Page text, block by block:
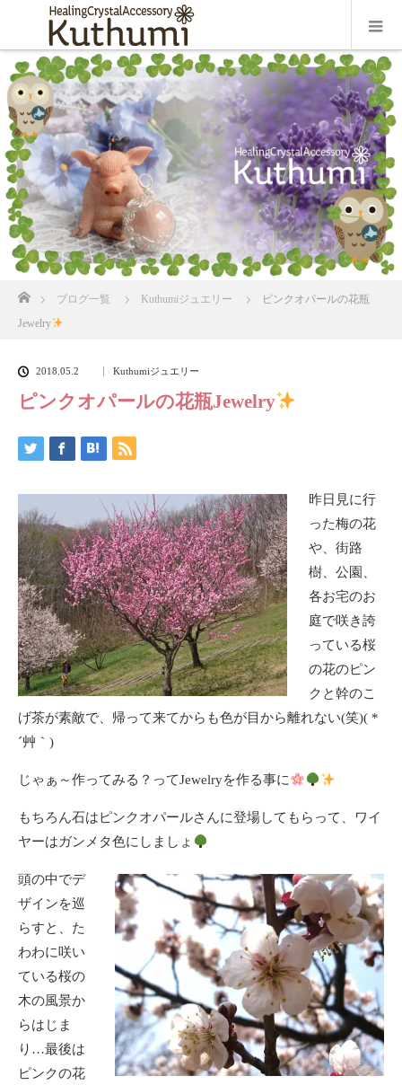
ブログ一覧 Kuthumiジュエリー
ピンクオパールの花瓶
Jewelry
2018.05.2 Kuthumiジュエリー
ピンクオパールの花瓶Jewelry
昨日見に行
った梅の花
や、街路
樹、公園、
各お宅のお
庭で咲き誇
っている桜
の花のピン
クと幹のこ
げ茶が素敵で、帰って来てからも色が目から離れない(笑)( *
´艸｀)
じゃぁ～作ってみる？ってJewelryを作る事に
もちろん石はピンクオパールさんに登場してもらって、ワイ
ヤーはガンメタ色にしましょ
頭の中でデ
ザインを巡
らすと、た
わわに咲い
ている桜の
木の風景か
らはじま
り…最後は
ピンクの花